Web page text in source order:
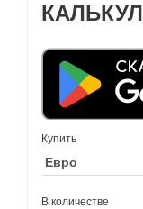
Купить
В количестве